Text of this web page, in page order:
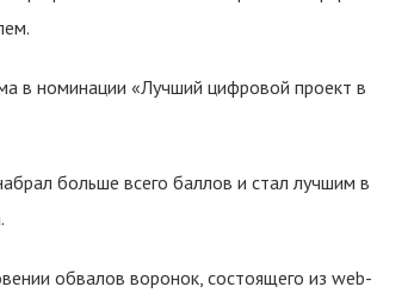
в номинации «Лучший цифровой проект в
больше всего баллов и стал лучшим в
обвалов воронок, состоящего из web-